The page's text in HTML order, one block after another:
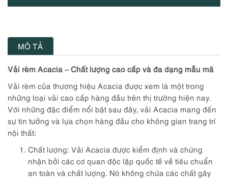
MÔ TẢ
Vải rèm Acacia – Chất lượng cao cấp và đa dạng mẫu mã
Vải rèm của thương hiệu Acacia được xem là một trong
những loại vải cao cấp hàng đầu trên thị trường hiện nay.
Với những đặc điểm nổi bật sau đây, vải Acacia mang đến
sự tin tưởng và lựa chọn hàng đầu cho không gian trang trí
nội thất:
Chất lượng: Vải Acacia được kiểm định và chứng
nhận bởi các cơ quan độc lập quốc tế về tiêu chuẩn
an toàn và chất lượng. Nó không chứa các chất gây